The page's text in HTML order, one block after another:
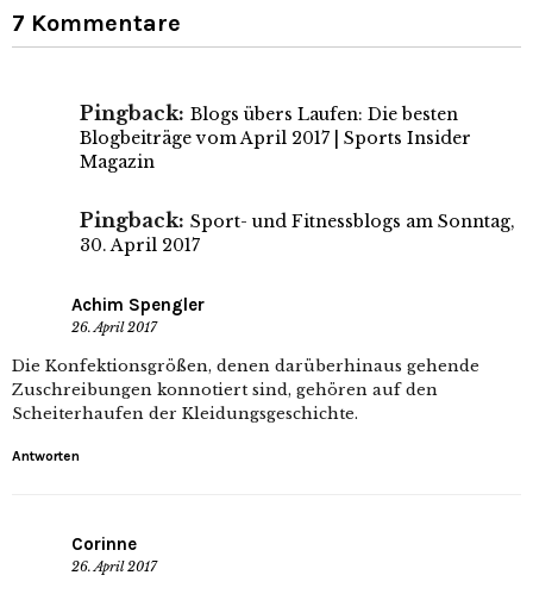
7 Kommentare
Pingback: Blogs übers Laufen: Die besten
Blogbeiträge vom April 2017 | Sports Insider
Magazin
Pingback: Sport- und Fitnessblogs am Sonntag,
30. April 2017
Achim Spengler
26. April 2017
Die Konfektionsgrößen, denen darüberhinaus gehende
Zuschreibungen konnotiert sind, gehören auf den
Scheiterhaufen der Kleidungsgeschichte.
Antworten
Corinne
26. April 2017